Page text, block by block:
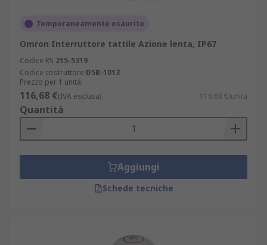
Temporaneamente esaurito
Omron Interruttore tattile Azione lenta, IP67
Codice RS 215-5319
Codice costruttore D5B-1013
Prezzo per 1 unità
116,68 €(IVA esclusa) 116,68 €/unità
Quantità
Aggiungi
Schede tecniche